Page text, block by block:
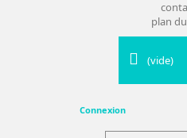
plan
(vide)
Connexion